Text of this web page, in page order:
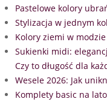
Pastelowe kolory
Stylizacja w jednym
Kolory ziemi w
Sukienki midi:
Czy to długość dla
Wesele 2026: Jak
Komplety basic na